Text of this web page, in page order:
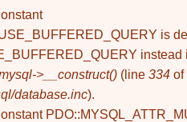
is
instead
>__construct() (line 334 of
database.inc).